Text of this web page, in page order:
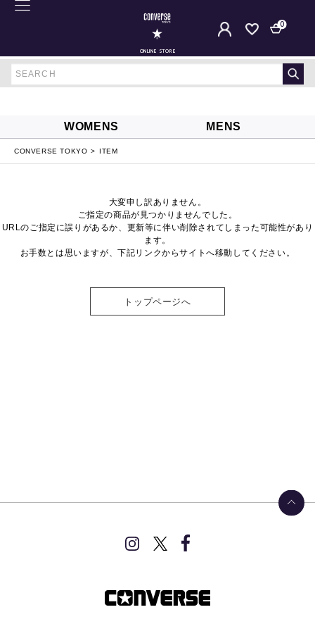
ONLINE STORE
0
WOMENS MENS
CONVERSE TOKYO ITEM
大変申し訳ありません。
ご指定の商品が見つかりませんでした。
URLのご指定に誤りがあるか、更新等に伴い削除されてしまった可能性があり
ます。
お手数とは思いますが、下記リンクからサイトへ移動してください。
トップページへ